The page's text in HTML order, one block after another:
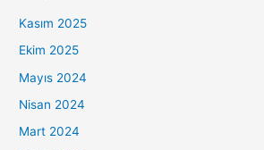
Kasım 2025
Ekim 2025
Mayıs 2024
Nisan 2024
Mart 2024